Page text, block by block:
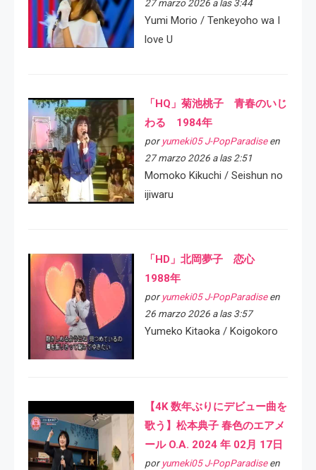
27 marzo 2026 a las 3:44
Yumi Morio / Tenkeyoho wa I
love U
「HQ」菊池桃子 青春のいじ
わる 1984年
por yumeki05 J-PopParadiseen
27 marzo 2026 a las 2:51
Momoko Kikuchi / Seishun no
ijiwaru
「HD」北岡夢子 恋心
1988年
por yumeki05 J-PopParadiseen
26 marzo 2026 a las 3:57
Yumeko Kitaoka / Koigokoro
【4K 数年ぶりにデビュー曲を
歌う】松本典子 春色のエアメ
ール O.A. 2024 年 02月 17日
por yumeki05 J-PopParadiseen